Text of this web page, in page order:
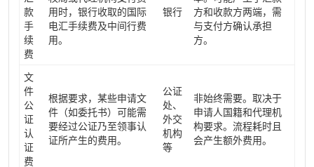
款
手
续
费
用时，银行收取的国际
电汇手续费及中间行费
用。
银行
方和收款方两端，需
与支付方确认承担
方。
文
件
公
证
认
证
费
根据要求，某些申请文
件（如委托书）可能需
要经过公证乃至领事认
证所产生的费用。
公证
处、
外交
机构
等
非始终需要。取决于
申请人国籍和代理机
构要求。流程耗时且
会产生额外费用。